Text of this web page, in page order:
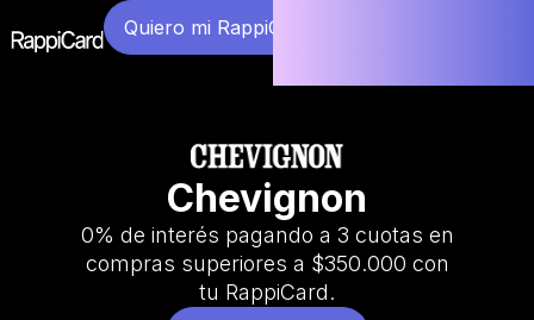
Quiero mi RappiCard
Chevignon
0% de interés pagando a 3 cuotas en
compras superiores a $350.000 con
tu RappiCard.